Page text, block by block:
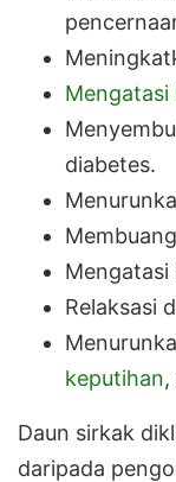
diabetes.
Relaksasi
keputihan
Daun sirkak
daripada